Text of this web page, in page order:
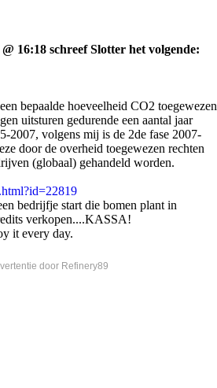
16:18 schreef Slotter het volgende:
bepaalde hoeveelheid CO2 toegewezen
uitsturen gedurende een aantal jaar
2007, volgens mij is de 2de fase 2007-
door de overheid toegewezen rechten
(globaal) gehandeld worden.
bedrijfje start die bomen plant in
verkopen....KASSA!
it every day.
door Refinery89